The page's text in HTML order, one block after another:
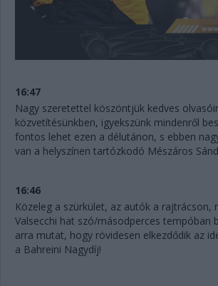
16:47
Nagy szeretettel köszöntjük kedves
közvetítésünkben, igyekszünk mindenről
fontos lehet ezen a délutánon, s ebben
van a helyszínen tartózkodó Mészáros
16:46
Közeleg a szürkület, az autók a rajtrácson,
Valsecchi hat szó/másodperces tempóban
arra mutat, hogy rövidesen elkezdődik az
a Bahreini Nagydíj!